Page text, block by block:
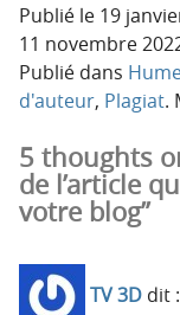
Publié le 19
11 novembre
Publié dans
d'auteur, Plagiat.
5 thoughts
de l’article
votre blog”
TV 3D dit :